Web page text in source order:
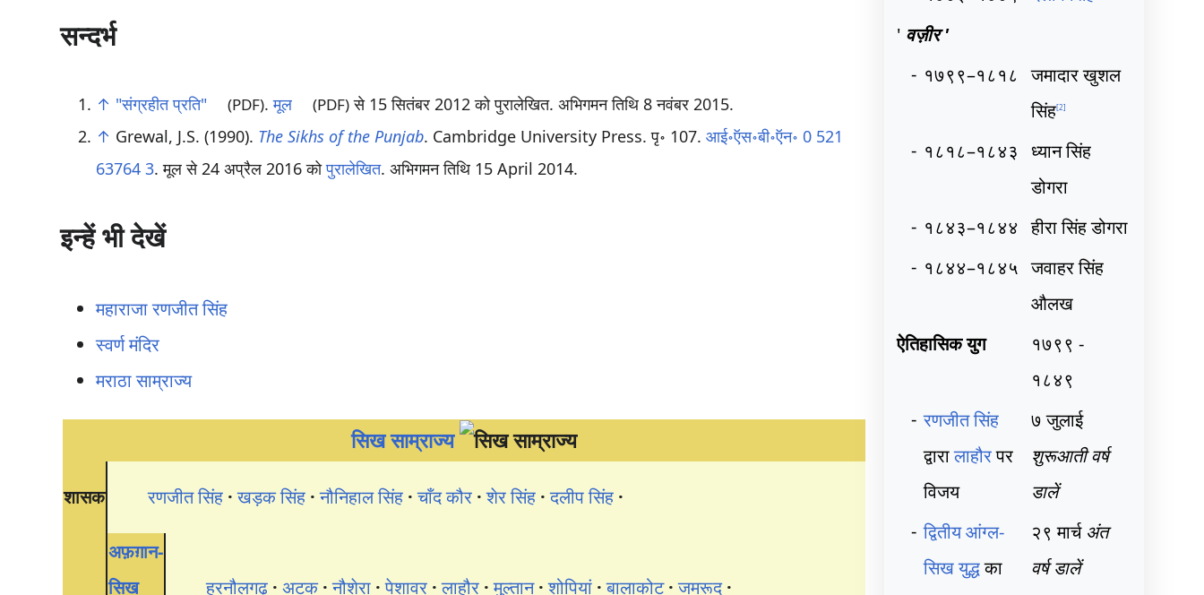
' वज़ीर '
- १७९९–१८१८
जमादार खुशल
सिंह[2]
- १८१८–१८४३ ध्यान सिंह
डोगरा
- १८४३–१८४४ हीरा सिंह डोगरा
- १८४४–१८४५ जवाहर सिंह
औलख
ऐतिहासिक युग
१७९९ -
१८४९
- रणजीत सिंह
द्वारालाहौरपर
विजय
७ जुलाई
शुरूआती वर्ष
डालें
- द्वितीय आंग्ल-
सिख युद्धका
२९ मार्च अंत
वर्ष डालें
सन्दर्भ
↑ "संग्रहीत प्रति" (PDF).मूल (PDF)से 15 सितंबर 2012 को पुरालेखित. अभिगमन तिथि 8 नवंबर 2015.
↑ Grewal, J.S. (1990). The Sikhs of the Punjab. Cambridge University Press. पृ॰ 107.आई॰ऍस॰बी॰ऍन॰ 0 521
63764 3. मूल से 24 अप्रैल 2016 कोपुरालेखित. अभिगमन तिथि 15 April 2014.
इन्हें भी देखें
महाराजा रणजीत सिंह
स्वर्ण मंदिर
मराठा साम्राज्य
सिख साम्राज्य
शासक रणजीत सिंह खड़क सिंह नौनिहाल सिंह चाँद कौर शेर सिंह दलीप सिंह
अफ़ग़ान-
सिख
हरनौलगढ़ अटक नौशेरा पेशावर लाहौर मुल्तान शोपियां बालाकोट जमरूद